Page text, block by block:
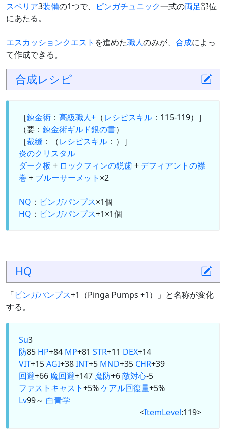
スペリア3装備の1つで、 ピンガチュニック一式の両足部位
にあたる。
エスカッションクエスト を進めた職人のみが、 合成によっ
て作成できる。
合成レシピ
［錬金術 ： 高級職人+ （レシピスキル ：115-119）］
（要： 錬金術ギルド銀の書）
［裁縫 ：（レシピスキル ：）］
炎のクリスタル
ダーク板 + ロックフィンの鋭歯+ デフィアントの襟
巻 + ブルーサーメット ×2
NQ ： ピンガパンプス×1個
HQ ： ピンガパンプス+1×1個
HQ
「ピンガパンプス+1（Pinga Pumps +1）」と名称が変化
する。
Su3
防85 HP+84 MP+81 STR+11 DEX+14
VIT+15AGI+38INT+5 MND+35 CHR+39
回避+66 魔回避+147 魔防+6敵対心-5
ファストキャスト+5%ケアル回復量+5%
Lv99～ 白青学
<ItemLevel:119>